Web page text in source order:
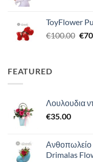
ToyFlower
€100.00 €
FEATURED
Λουλουδια
€35.00
Ανθοπωλείο
Drimalas